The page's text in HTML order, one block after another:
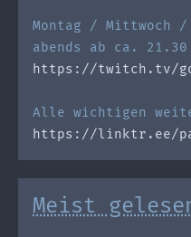
Montag / Mittwoch
abends ab ca.
https://twitch.tv/
Alle wichtigen
https://linktr.ee/
Meist